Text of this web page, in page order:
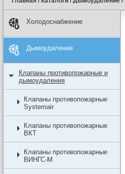
Холодоснабжение
Дымоудаление
Клапаны противопожарные и
дымоудаления
Клапаны противопожарные
Systemair
Клапаны противопожарные
ВКТ
Клапаны противопожарные
ВИНГС-М